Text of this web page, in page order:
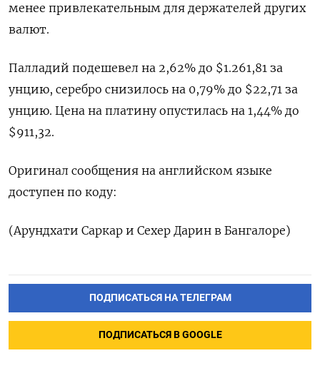
менее привлекательным для держателей других
валют.
Палладий подешевел на 2,62% до $1.261,81​​ за
унцию, серебро снизилось на 0,79% до $22,71​ за
унцию. Цена на платину опустилась на 1,44% до
$911,32.
Оригинал сообщения на английском языке
доступен по коду:
(Арундхати Саркар и Сехер Дарин в Бангалоре)
ПОДПИСАТЬСЯ НА ТЕЛЕГРАМ
ПОДПИСАТЬСЯ В GOOGLE